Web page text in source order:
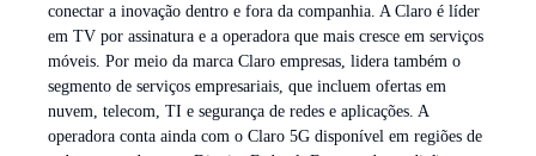
conectar a inovação dentro e fora da companhia. A Claro é líder
em TV por assinatura e a operadora que mais cresce em serviços
móveis. Por meio da marca Claro empresas, lidera também o
segmento de serviços empresariais, que incluem ofertas em
nuvem, telecom, TI e segurança de redes e aplicações. A
operadora conta ainda com o Claro 5G disponível em regiões de